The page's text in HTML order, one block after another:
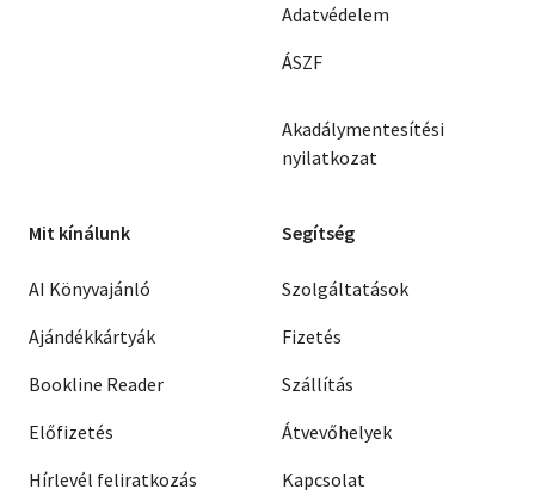
Adatvédelem
ÁSZF
Akadálymentesítési
nyilatkozat
Mit kínálunk
AI Könyvajánló
Ajándékkártyák
Bookline Reader
Előfizetés
Hírlevél feliratkozás
Segítség
Szolgáltatások
Fizetés
Szállítás
Átvevőhelyek
Kapcsolat